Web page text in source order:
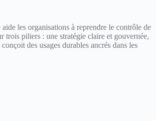
les organisations à reprendre le contrôle de
trois piliers : une stratégie claire et gouvernée,
des usages durables ancrés dans les